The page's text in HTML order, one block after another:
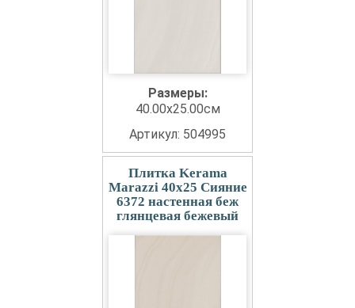
Размеры:
40.00x25.00см
Артикул: 504995
Плитка Kerama
Marazzi 40x25 Сияние
6372 настенная беж
глянцевая бежевый